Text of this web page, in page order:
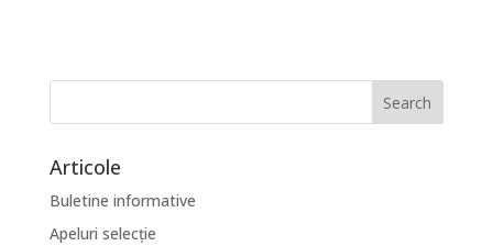
Articole
Buletine informative
Apeluri selecție